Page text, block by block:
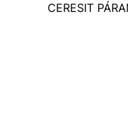
CERESIT